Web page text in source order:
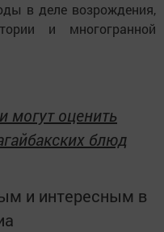
в деле возрождения,
и многогранной
могут оценить
блюд
и интересным в